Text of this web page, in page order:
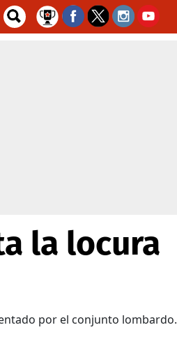
la locura
por el conjunto lombardo.